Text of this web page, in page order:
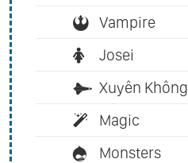
Vampire
Josei
Xuyên Không
Magic
Monsters